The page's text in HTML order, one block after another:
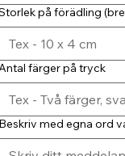
på förädling
färger på tryck
med egna ord